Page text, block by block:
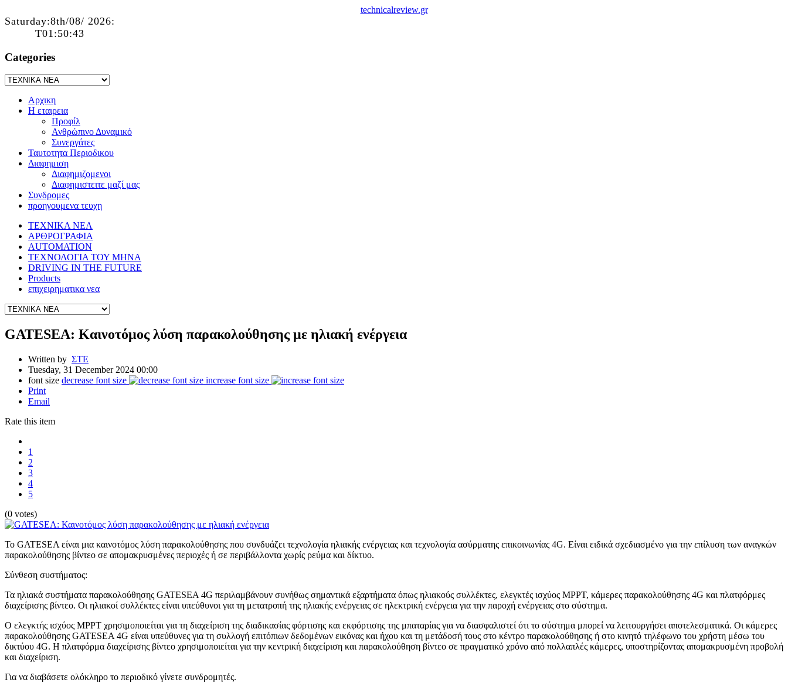
technicalreview.gr
Saturday:8th/08/ 2026:
T01:50:43
Categories
Αρχικη
Η εταιρεια
Προφίλ
Ανθρώπινο Δυναμικό
Συνεργάτες
Ταυτοτητα Περιοδικου
Διαφημιση
Διαφημιζομενοι
Διαφημιστειτε μαζί μας
Συνδρομες
προηγουμενα τευχη
ΤΕΧΝΙΚΑ ΝΕΑ
ΑΡΘΡΟΓΡΑΦΙΑ
AUTOMATION
ΤΕΧΝΟΛΟΓΙΑ ΤΟΥ ΜΗΝΑ
DRIVING IN THE FUTURE
Products
επιχειρηματικα νεα
GATESEA: Καινοτόμος λύση παρακολούθησης με ηλιακή ενέργεια
Written by ΣΤΕ
Tuesday, 31 December 2024 00:00
font size decrease font size
increase font size
Print
Email
Rate this item
1
2
3
4
5
(0 votes)
Το GATESEA είναι μια καινοτόμος λύση παρακολούθησης που συνδυάζει τεχνολογία ηλιακής ενέργειας και τεχνολογία ασύρματης επικοινωνίας 4G. Είναι ειδικά σχεδιασμένο για την επίλυση των αναγκών
παρακολούθησης βίντεο σε απομακρυσμένες περιοχές ή σε περιβάλλοντα χωρίς ρεύμα και δίκτυο.
Σύνθεση συστήματος:
Τα ηλιακά συστήματα παρακολούθησης GATESEA 4G περιλαμβάνουν συνήθως σημαντικά εξαρτήματα όπως ηλιακούς συλλέκτες, ελεγκτές ισχύος MPPT, κάμερες παρακολούθησης 4G και πλατφόρμες
διαχείρισης βίντεο. Οι ηλιακοί συλλέκτες είναι υπεύθυνοι για τη μετατροπή της ηλιακής ενέργειας σε ηλεκτρική ενέργεια για την παροχή ενέργειας στο σύστημα.
Ο ελεγκτής ισχύος MPPT χρησιμοποιείται για τη διαχείριση της διαδικασίας φόρτισης και εκφόρτισης της μπαταρίας για να διασφαλιστεί ότι το σύστημα μπορεί να λειτουργήσει αποτελεσματικά. Οι κάμερες
παρακολούθησης GATESEA 4G είναι υπεύθυνες για τη συλλογή επιτόπιων δεδομένων εικόνας και ήχου και τη μετάδοσή τους στο κέντρο παρακολούθησης ή στο κινητό τηλέφωνο του χρήστη μέσω του
δικτύου 4G. Η πλατφόρμα διαχείρισης βίντεο χρησιμοποιείται για την κεντρική διαχείριση και παρακολούθηση βίντεο σε πραγματικό χρόνο από πολλαπλές κάμερες, υποστηρίζοντας απομακρυσμένη προβολή
και διαχείριση.
Για να διαβάσετε ολόκληρο το περιοδικό γίνετε συνδρομητές.